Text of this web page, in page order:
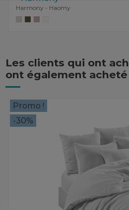
Harmony - Haomy
Les clients qui ont
ont également acheté
Promo !
-30%